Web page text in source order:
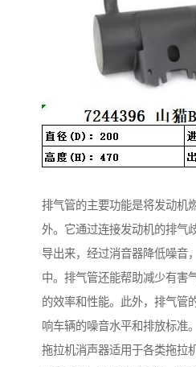
排气管的主要功能是将发动机
外。它通过连接发动机的排气
导出来，经过消音器降低噪音
中。排气管还能帮助减少有害
的效率和性能。此外，排气管
响车辆的噪音水平和排放标准。
拖拉机消声器适用于各类拖拉